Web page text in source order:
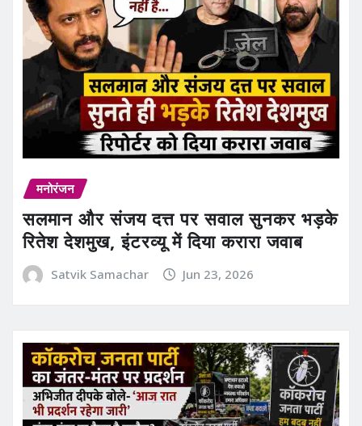
मनोरंजन
सलमान और संजय दत्त पर सवाल सुनकर भड़के
रितेश देशमुख, इंटरव्यू में दिया करारा जवाब
Satvik Samachar Jun 23, 2026